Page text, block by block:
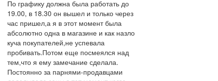
По графику должна была работать до
19.00, в 18.30 он вышел и только через
час пришел,а я в этот момент была
абсолютно одна в магазине и как назло
куча покупателей,не успевала
пробивать.Потом еще посмеялся над
тем,что я ему замечание сделала.
Постоянно за парнями-продавцами